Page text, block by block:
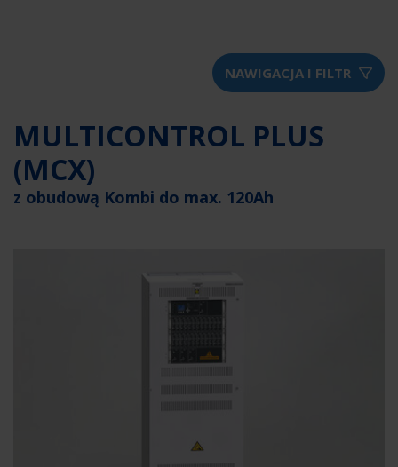
NAWIGACJA I FILTR
MULTICONTROL PLUS
(MCX)
z obudową Kombi do max. 120Ah